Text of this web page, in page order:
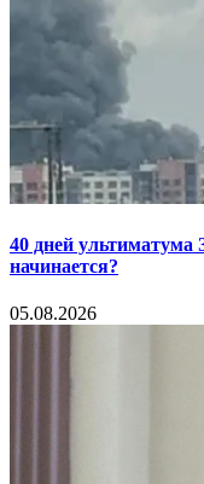
40 дней ультиматума
начинается?
05.08.2026